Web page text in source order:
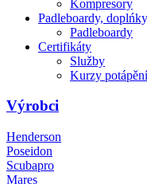
Kompresory
Padleboardy,
Padleboardy
Certifikáty
Služby
Kurzy potápění
Výrobci
Henderson
Poseidon
Scubapro
Mares